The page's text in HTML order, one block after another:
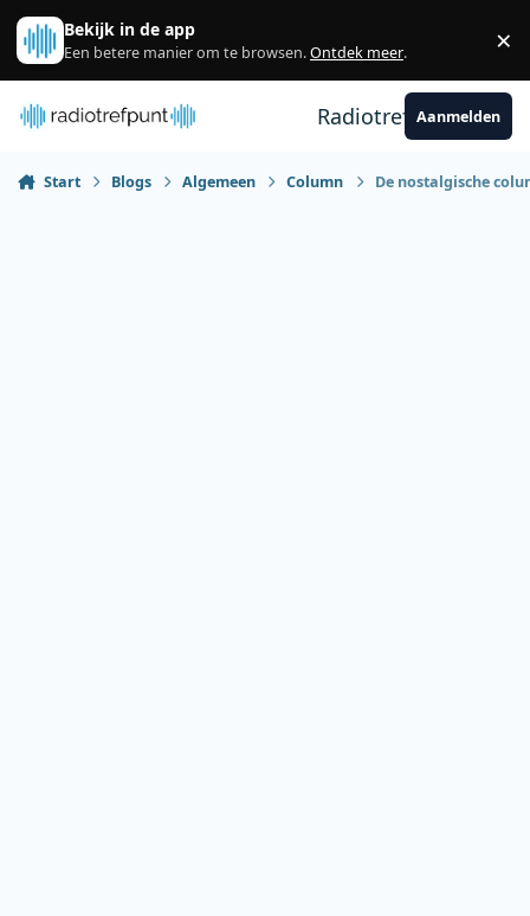
Spring naar bijdragen
Bekijk in de app
Een betere manier om te browsen.Ontdek meer. ×
RadiotrefpuntAanmelden
Start Blogs Algemeen Column De nostalgische